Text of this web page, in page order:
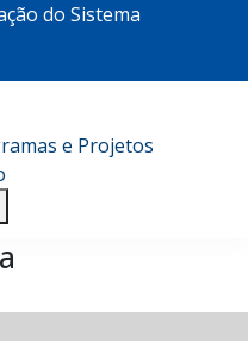
do Sistema
e Projetos